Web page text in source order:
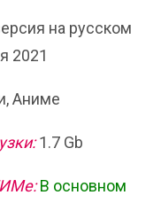
на русском
2021
Аниме
1.7 Gb
В основном